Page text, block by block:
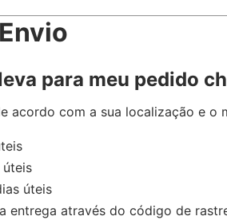
para meu pedido
acordo com a sua localização e
úteis
úteis
entrega através do código de